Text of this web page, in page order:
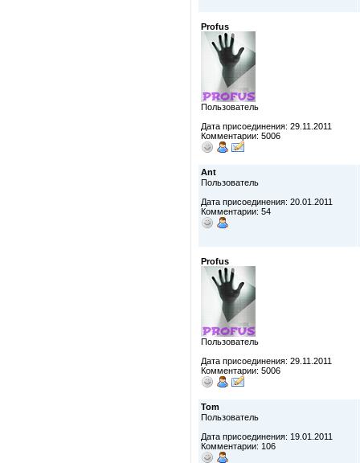
Profus
Пользователь
Дата присоединения: 29.11.2011
Комментарии: 5006
Ant
Пользователь
Дата присоединения: 20.01.2011
Комментарии: 54
Profus
Пользователь
Дата присоединения: 29.11.2011
Комментарии: 5006
Tom
Пользователь
Дата присоединения: 19.01.2011
Комментарии: 106